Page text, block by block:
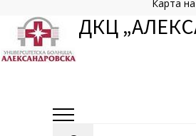
Карта
ДКЦ